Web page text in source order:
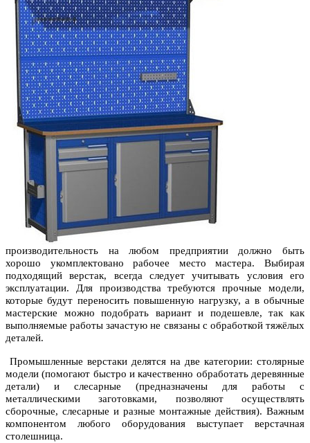
производительность на любом предприятии должно быть
хорошо укомплектовано рабочее место мастера. Выбирая
подходящий верстак, всегда следует учитывать условия его
эксплуатации. Для производства требуются прочные модели,
которые будут переносить повышенную нагрузку, а в обычные
мастерские можно подобрать вариант и подешевле, так как
выполняемые работы зачастую не связаны с обработкой тяжёлых
деталей.
Промышленные верстаки делятся на две категории: столярные
модели (помогают быстро и качественно обработать деревянные
детали) и слесарные (предназначены для работы с
металлическими заготовками, позволяют осуществлять
сборочные, слесарные и разные монтажные действия). Важным
компонентом любого оборудования выступает верстачная
столешница.